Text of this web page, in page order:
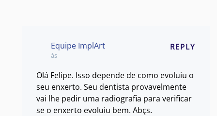
Equipe ImplArt
às
REPLY
Olá Felipe. Isso depende de como evoluiu o
seu enxerto. Seu dentista provavelmente
vai lhe pedir uma radiografia para verificar
se o enxerto evoluiu bem. Abçs.